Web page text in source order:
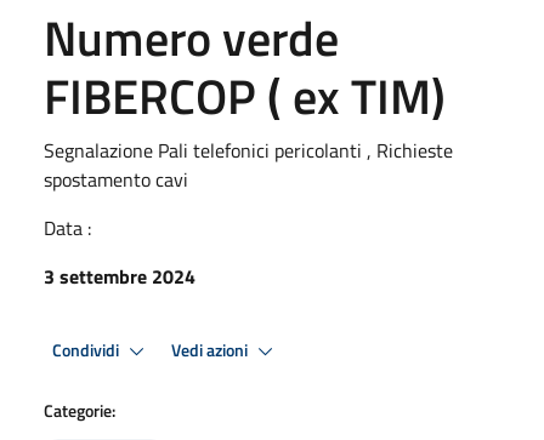
Numero verde
FIBERCOP ( ex TIM)
Segnalazione Pali telefonici pericolanti , Richieste
spostamento cavi
Data :
3 settembre 2024
Condividi Vedi azioni
Categorie: